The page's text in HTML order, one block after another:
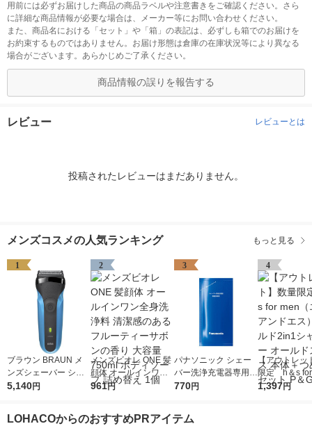
用前には必ずお届けした商品の商品ラベルや注意書きをご確認ください。さら
に詳細な商品情報が必要な場合は、メーカー等にお問い合わせください。
また、商品名における「セット」や「箱」の表記は、必ずしも箱でのお届けを
お約束するものではありません。お届け形態は倉庫の在庫状況等により異なる
場合がございます。あらかじめご了承ください。
商品情報の誤りを報告する
レビュー レビューとは
投稿されたレビューはまだありません。
メンズコスメの人気ランキング もっと見る
1
ブラウン BRAUN メ
ンズシェーバー シリ
ーズ3 3枚刃 お風呂剃
り
5,140円
2
メンズビオレ ONE 髪
顔体 オールインワン
全身洗浄料 清潔感の
ml ボディソープ 詰め
961円
3
パナソニック シェー
バー洗浄充電器専用洗
浄剤 ES-4L03 3個入
770円
4
【アウトレッ
限定 h＆s
（エイチアン
1,397円
LOHACOからのおすすめPRアイテム